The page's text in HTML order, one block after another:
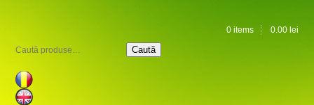
0 items 0.00 lei
Caută